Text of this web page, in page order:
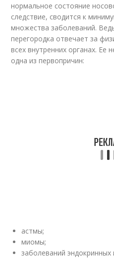
нормальное состояние
следствие, сводится к
множества заболеваний.
перегородка отвечает за
всех внутренних органах. Ее
одна из первопричин:
астмы;
миомы;
заболеваний